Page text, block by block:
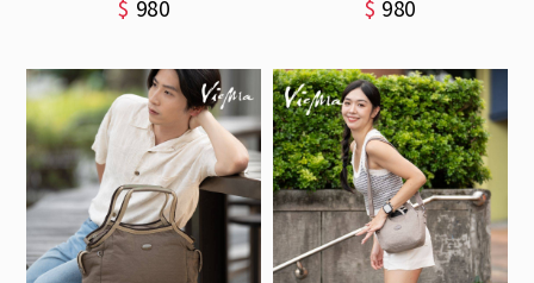
$ 980 $ 980